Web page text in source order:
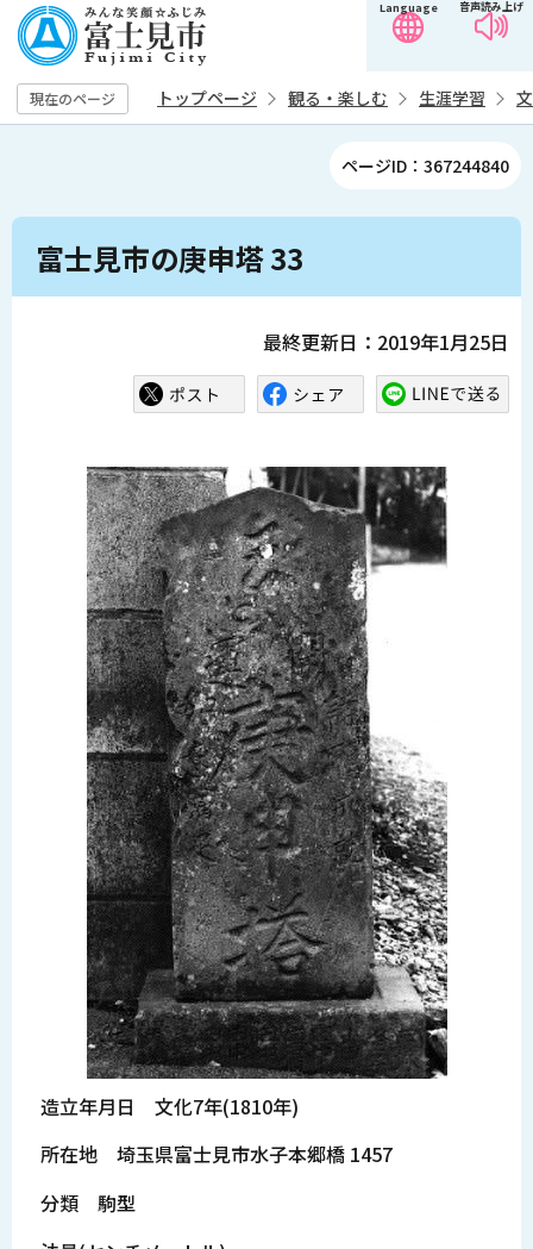
の
ペ
ー
す
音声読み上げ
Language
現在のページ トップページ 観る・楽しむ 生涯学習
ページID：367244840
本
富士見市の庚申塔 33
最終更新日：2019年1月25日
造立年月日 文化7年(1810年)
所在地 埼玉県富士見市水子本郷橋 1457
分類 駒型